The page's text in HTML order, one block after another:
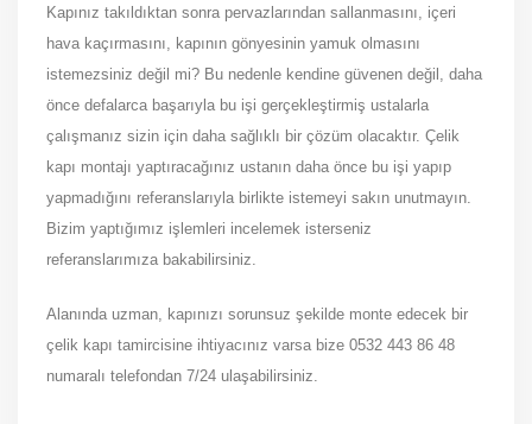
Kapınız takıldıktan sonra pervazlarından sallanmasını, içeri
hava kaçırmasını, kapının gönyesinin yamuk olmasını
istemezsiniz değil mi? Bu nedenle kendine güvenen değil, daha
önce defalarca başarıyla bu işi gerçekleştirmiş ustalarla
çalışmanız sizin için daha sağlıklı bir çözüm olacaktır. Çelik
kapı montajı yaptıracağınız ustanın daha önce bu işi yapıp
yapmadığını referanslarıyla birlikte istemeyi sakın unutmayın.
Bizim yaptığımız işlemleri incelemek isterseniz
referanslarımıza bakabilirsiniz.
Alanında uzman, kapınızı sorunsuz şekilde monte edecek bir
çelik kapı tamircisine ihtiyacınız varsa bize 0532 443 86 48
numaralı telefondan 7/24 ulaşabilirsiniz.